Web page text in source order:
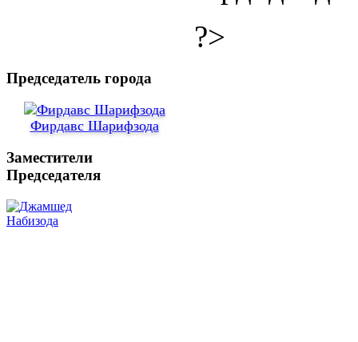
?>
Председатель города
Фирдавс Шарифзода
Заместители
Председателя